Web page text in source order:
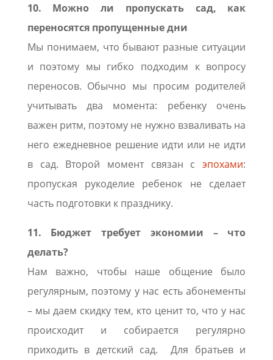
10. Можно ли пропускать сад, как
переносятся пропущенные дни
Мы понимаем, что бывают разные ситуации
и поэтому мы гибко подходим к вопросу
переносов. Обычно мы просим родителей
учитывать два момента: ребенку очень
важен ритм, поэтому не нужно взваливать на
него ежедневное решение идти или не идти
в сад. Второй момент связан с эпохами:
пропуская рукоделие ребенок не сделает
часть подготовки к празднику.
11. Бюджет требует экономии – что
делать?
Нам важно, чтобы наше общение было
регулярным, поэтому у нас есть абонементы
– мы даем скидку тем, кто ценит то, что у нас
происходит и собирается регулярно
приходить в детский сад. Для братьев и